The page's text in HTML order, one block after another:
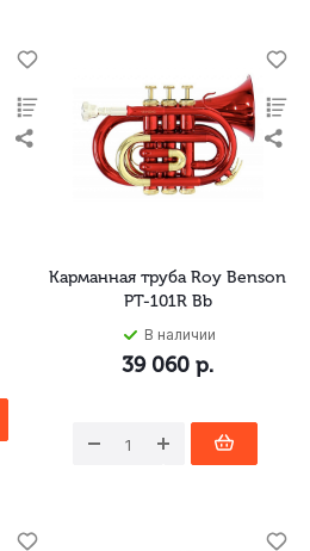
Карманная труба Roy Benson
PT-101R Bb
В наличии
39 060 р.